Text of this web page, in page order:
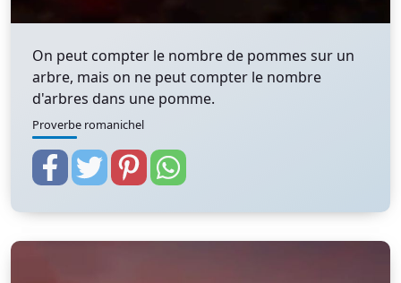
On peut compter le nombre de pommes sur un
arbre, mais on ne peut compter le nombre
d'arbres dans une pomme.
Proverbe romanichel